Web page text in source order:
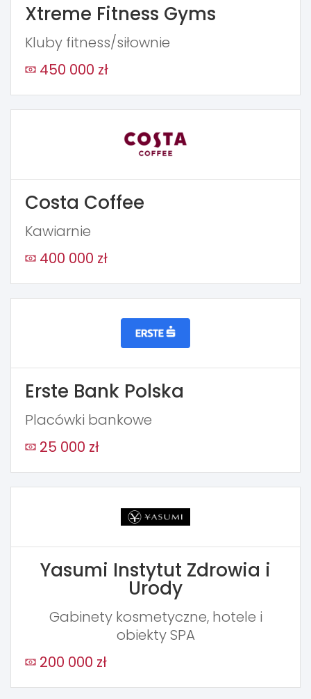
Xtreme Fitness Gyms
Kluby fitness/siłownie
450 000 zł
Costa Coffee
Kawiarnie
400 000 zł
Erste Bank Polska
Placówki bankowe
25 000 zł
Yasumi Instytut Zdrowia i
Urody
Gabinety kosmetyczne, hotele i
obiekty SPA
200 000 zł